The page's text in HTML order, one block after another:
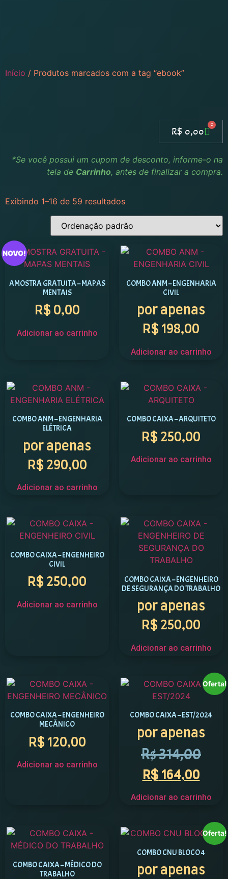
Início / Produtos marcados com a tag “ebook”
R$ 0,00
0
*Se você possui um cupom de desconto, informe-o na
tela de Carrinho, antes de finalizar a compra.
Exibindo 1–16 de 59 resultados
NOVO!
AMOSTRA GRATUITA – MAPAS
MENTAIS
R$ 0,00
Adicionar ao carrinho
COMBO ANM – ENGENHARIA
CIVIL
por apenas
R$ 198,00
Adicionar ao carrinho
COMBO ANM – ENGENHARIA
ELÉTRICA
por apenas
R$ 290,00
Adicionar ao carrinho
COMBO CAIXA – ARQUITETO
R$ 250,00
Adicionar ao carrinho
COMBO CAIXA – ENGENHEIRO
CIVIL
R$ 250,00
Adicionar ao carrinho
COMBO CAIXA – ENGENHEIRO
DE SEGURANÇA DO TRABALHO
por apenas
R$ 250,00
Adicionar ao carrinho
COMBO CAIXA – ENGENHEIRO
MECÂNICO
R$ 120,00
Adicionar ao carrinho
Oferta!
COMBO CAIXA – EST/2024
por apenas
R$314,00
R$ 164,00
Adicionar ao carrinho
COMBO CAIXA – MÉDICO DO
TRABALHO
Oferta!
COMBO CNU BLOCO 4
por apenas